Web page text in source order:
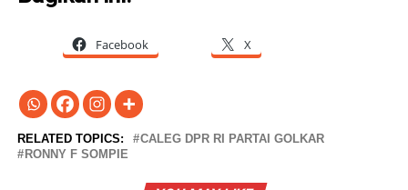
Facebook X
RELATED TOPICS:
CALEG DPR RI PARTAI GOLKAR
RONNY F SOMPIE